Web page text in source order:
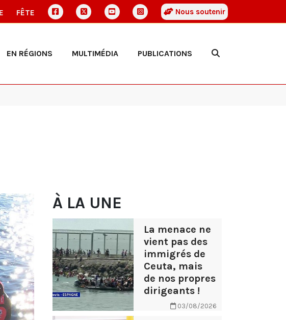
FÊTE Nous soutenir
EN RÉGIONS MULTIMÉDIA PUBLICATIONS
À LA UNE
La menace ne
vient pas des
immigrés de
Ceuta, mais
de nos propres
dirigeants !
03/08/2026